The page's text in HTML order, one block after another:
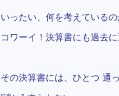
いったい、何を考えている
コワーイ！決算書にも過去
その決算書には、ひとつ 通